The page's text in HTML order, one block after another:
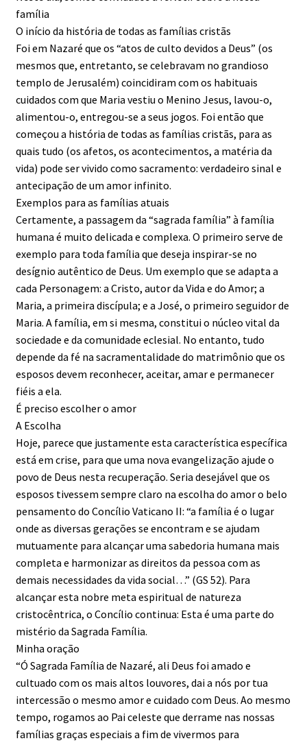
família
O início da história de todas as famílias cristãs
Foi em Nazaré que os “atos de culto devidos a Deus” (os
mesmos que, entretanto, se celebravam no grandioso
templo de Jerusalém) coincidiram com os habituais
cuidados com que Maria vestiu o Menino Jesus, lavou-o,
alimentou-o, entregou-se a seus jogos. Foi então que
começou a história de todas as famílias cristãs, para as
quais tudo (os afetos, os acontecimentos, a matéria da
vida) pode ser vivido como sacramento: verdadeiro sinal e
antecipação de um amor infinito.
Exemplos para as famílias atuais
Certamente, a passagem da “sagrada família” à família
humana é muito delicada e complexa. O primeiro serve de
exemplo para toda família que deseja inspirar-se no
desígnio autêntico de Deus. Um exemplo que se adapta a
cada Personagem: a Cristo, autor da Vida e do Amor; a
Maria, a primeira discípula; e a José, o primeiro seguidor de
Maria. A família, em si mesma, constitui o núcleo vital da
sociedade e da comunidade eclesial. No entanto, tudo
depende da fé na sacramentalidade do matrimônio que os
esposos devem reconhecer, aceitar, amar e permanecer
fiéis a ela.
É preciso escolher o amor
A Escolha
Hoje, parece que justamente esta característica específica
está em crise, para que uma nova evangelização ajude o
povo de Deus nesta recuperação. Seria desejável que os
esposos tivessem sempre claro na escolha do amor o belo
pensamento do Concílio Vaticano II: “a família é o lugar
onde as diversas gerações se encontram e se ajudam
mutuamente para alcançar uma sabedoria humana mais
completa e harmonizar as direitos da pessoa com as
demais necessidades da vida social…” (GS 52). Para
alcançar esta nobre meta espiritual de natureza
cristocêntrica, o Concílio continua: Esta é uma parte do
mistério da Sagrada Família.
Minha oração
“Ó Sagrada Família de Nazaré, ali Deus foi amado e
cultuado com os mais altos louvores, dai a nós por tua
intercessão o mesmo amor e cuidado com Deus. Ao mesmo
tempo, rogamos ao Pai celeste que derrame nas nossas
famílias graças especiais a fim de vivermos para